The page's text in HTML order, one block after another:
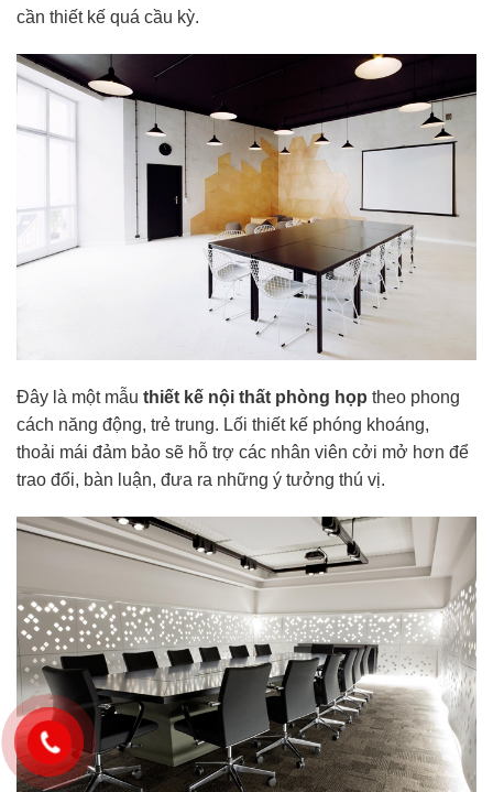
cần thiết kế quá cầu kỳ.
Đây là một mẫu thiết kế nội thất phòng họp theo phong
cách năng động, trẻ trung. Lối thiết kế phóng khoáng,
thoải mái đảm bảo sẽ hỗ trợ các nhân viên cởi mở hơn để
trao đổi, bàn luận, đưa ra những ý tưởng thú vị.